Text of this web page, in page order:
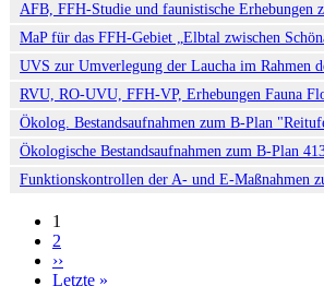
AFB, FFH-Studie und faunistische Erhebungen
MaP für das FFH-Gebiet „Elbtal zwischen
UVS zur Umverlegung der Laucha im Rahmen
RVU, RO-UVU, FFH-VP, Erhebungen Fauna
Ökolog. Bestandsaufnahmen zum B-Plan
Ökologische Bestandsaufnahmen zum B-Plan
Funktionskontrollen der A- und E-Maßnahmen
Seitennummerierung
1
2
››
Seite
Letzte »